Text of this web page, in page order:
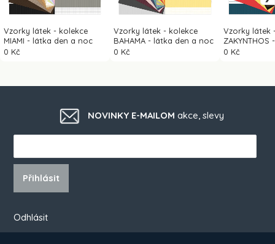
Vzorky látek - kolekce
MIAMI - látka den a noc
0 Kč
Vzorky látek - kolekce
BAHAMA - látka den a noc
0 Kč
Vzorky látek
noc
0 Kč
NOVINKY E-MAILOM akce, slevy
Přihlásit
Odhlásit